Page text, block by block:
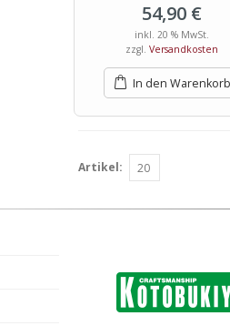
54,90 €
inkl. 20 % MwSt.
zzgl.Versandkosten
In den Warenkorb
Artikel: